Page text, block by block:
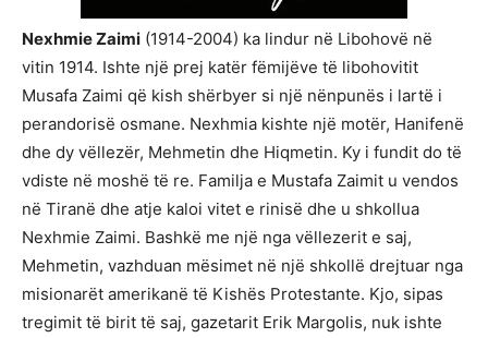
Nexhmie Zaimi (1914-2004) ka lindur në Libohovë në
vitin 1914. Ishte një prej katër fëmijëve të libohovitit
Musafa Zaimi që kish shërbyer si një nënpunës i lartë i
perandorisë osmane. Nexhmia kishte një motër, Hanifenë
dhe dy vëllezër, Mehmetin dhe Hiqmetin. Ky i fundit do të
vdiste në moshë të re. Familja e Mustafa Zaimit u vendos
në Tiranë dhe atje kaloi vitet e rinisë dhe u shkollua
Nexhmie Zaimi. Bashkë me një nga vëllezerit e saj,
Mehmetin, vazhduan mësimet në një shkollë drejtuar nga
misionarët amerikanë të Kishës Protestante. Kjo, sipas
tregimit të birit të saj, gazetarit Erik Margolis, nuk ishte